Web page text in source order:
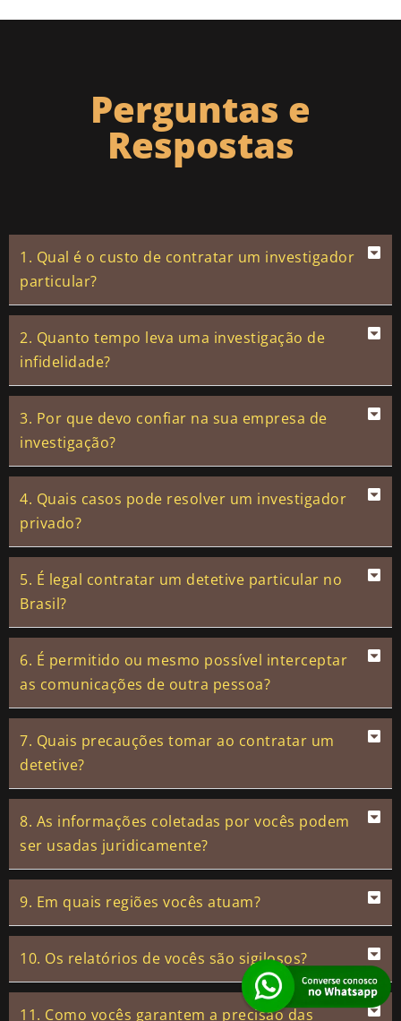
Perguntas e
Respostas
1. Qual é o custo de contratar um investigador
particular?
2. Quanto tempo leva uma investigação de
infidelidade?
3. Por que devo confiar na sua empresa de
investigação?
4. Quais casos pode resolver um investigador
privado?
5. É legal contratar um detetive particular no
Brasil?
6. É permitido ou mesmo possível interceptar
as comunicações de outra pessoa?
7. Quais precauções tomar ao contratar um
detetive?
8. As informações coletadas por vocês podem
ser usadas juridicamente?
9. Em quais regiões vocês atuam?
10. Os relatórios de vocês são sigilosos?
11. Como vocês garantem a precisão das